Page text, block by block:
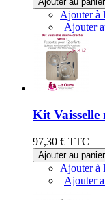
Ajouter à
| Ajouter
Kit Vaisselle
97,30 € TTC
Ajouter au panier
Ajouter à
| Ajouter